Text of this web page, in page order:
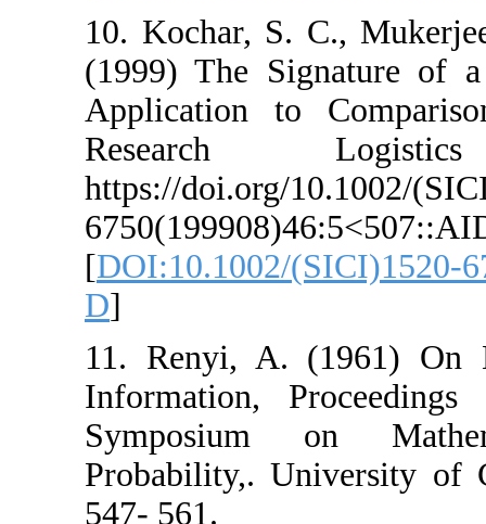
10. Kochar, S.
(1999) The
Application to
https://doi.org/
[DOI:10.1002/
11. Renyi, A.
Information,
Symposium
Probability,.